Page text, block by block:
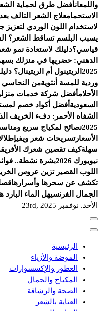
واللمعانأفضل طرق لحماية
الاستحمامعلاج الشعر التالف
لاستخدام اللون الوردي لتعزيز
يسبب البلسم تساقط الشعر؟
قياسي؟دليلك لاستعادة نمو
الدهني: حضريها في منزلك
2025 الريتينول أم الريتينال؟
وردية للمسة أنثويةمن النحاسي
الأحلامأفضل شركة خدمات
السعودية أفضل أكواد خصم
الشفاه الأحمر: دفء الخريف
2025نصائح لمكياج سريع
الأسعارتسريحات شعر ويفي
سهلةكيف تقصين شعرك
نيويورك 2026
بشرة نشطة.. فوائد
اللوب القصير تزين عروس
تكشف عن سحرها وأسرارها
الجمال الفرنسيهل الماء
الأحد. نوفمبر 23rd, 2025
الرئيسية
الموضة والأزياء
العطور والإكسسوارات
المكياج والجمال
الصحة والرشاقة
العناية بالشعر